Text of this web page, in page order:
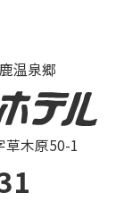
温泉郷
草木原50-1